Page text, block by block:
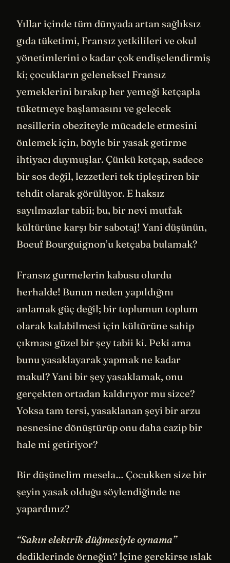
Yıllar içinde tüm dünyada artan sağlıksız
gıda tüketimi, Fransız yetkilileri ve okul
yönetimlerini o kadar çok endişelendirmiş
ki; çocukların geleneksel Fransız
yemeklerini bırakıp her yemeği ketçapla
tüketmeye başlamasını ve gelecek
nesillerin obeziteyle mücadele etmesini
önlemek için, böyle bir yasak getirme
ihtiyacı duymuşlar. Çünkü ketçap, sadece
bir sos değil, lezzetleri tek tipleştiren bir
tehdit olarak görülüyor. E haksız
sayılmazlar tabii; bu, bir nevi mutfak
kültürüne karşı bir sabotaj! Yani düşünün,
Boeuf Bourguignon’u ketçaba bulamak?
Fransız gurmelerin kabusu olurdu
herhalde! Bunun neden yapıldığını
anlamak güç değil; bir toplumun toplum
olarak kalabilmesi için kültürüne sahip
çıkması güzel bir şey tabii ki. Peki ama
bunu yasaklayarak yapmak ne kadar
makul? Yani bir şey yasaklamak, onu
gerçekten ortadan kaldırıyor mu sizce?
Yoksa tam tersi, yasaklanan şeyi bir arzu
nesnesine dönüştürüp onu daha cazip bir
hale mi getiriyor?
Bir düşünelim mesela… Çocukken size bir
şeyin yasak olduğu söylendiğinde ne
yapardınız?
“Sakın elektrik düğmesiyle oynama”
dediklerinde örneğin? İçine gerekirse ıslak